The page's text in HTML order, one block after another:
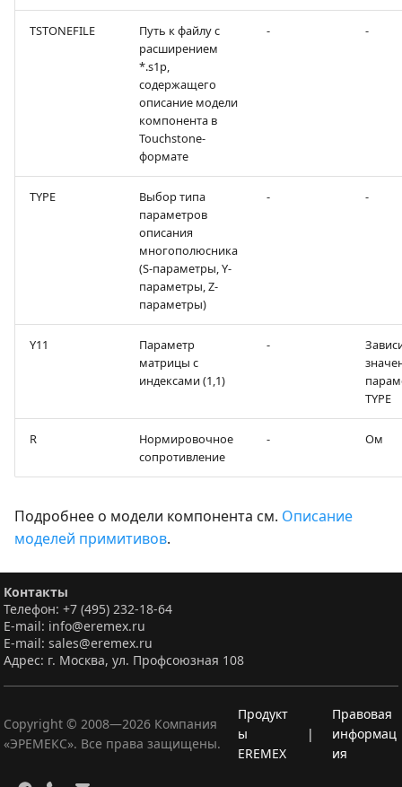
TSTONEFILE
Путь к файлу с
расширением
*.s1p,
содержащего
описание модели
компонента в
Touchstone-
формате
- -
TYPE
Выбор типа
параметров
описания
многополюсника
(S-параметры, Y-
параметры, Z-
параметры)
- -
Y11
Параметр
матрицы с
индексами (1,1)
-
TYPE
R
Нормировочное
сопротивление
- Ом
Подробнее о модели компонента см. Описание
моделей примитивов.
Контакты
Телефон: +7 (495) 232-18-64
E-mail: info@eremex.ru
E-mail: sales@eremex.ru
Адрес: г. Москва, ул. Профсоюзная 108
Copyright © 2008—2026 Компания
«ЭРЕМЕКС». Все права защищены.
Продукт
ы
EREMEX
|
Правовая
информац
ия